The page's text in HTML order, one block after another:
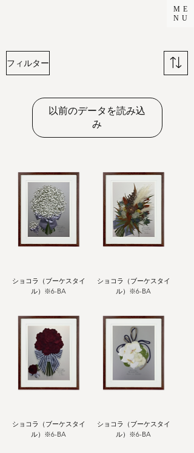
ME
NU
フィルター
以前のデータを読み込
み
ショコラ（ブーケスタイ
ル）※6-BA
ショコラ（ブーケスタイ
ル）※6-BA
ショコラ（ブーケスタイ
ル）※6-BA
ショコラ（ブーケスタイ
ル）※6-BA